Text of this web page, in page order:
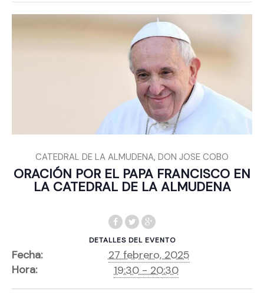
CATEDRAL DE LA ALMUDENA, DON JOSE COBO
ORACIÓN POR EL PAPA FRANCISCO EN
LA CATEDRAL DE LA ALMUDENA
DETALLES DEL EVENTO
Fecha:
27 febrero, 2025
Hora:
19:30 - 20:30